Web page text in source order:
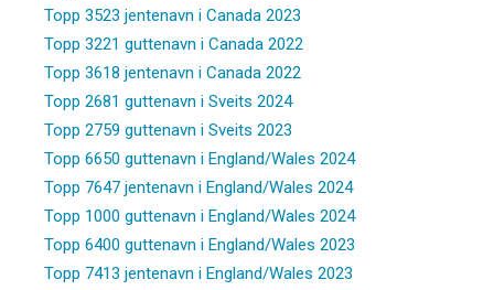
Topp 3523 jentenavn i Canada 2023
Topp 3221 guttenavn i Canada 2022
Topp 3618 jentenavn i Canada 2022
Topp 2681 guttenavn i Sveits 2024
Topp 2759 guttenavn i Sveits 2023
Topp 6650 guttenavn i England/Wales 2024
Topp 7647 jentenavn i England/Wales 2024
Topp 1000 guttenavn i England/Wales 2024
Topp 6400 guttenavn i England/Wales 2023
Topp 7413 jentenavn i England/Wales 2023